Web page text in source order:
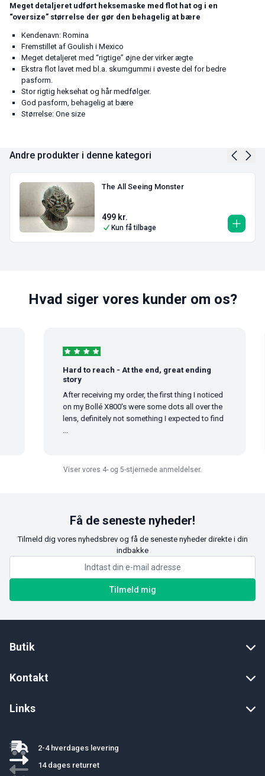
Meget detaljeret udført heksemaske med flot hat og i en
“oversize” størrelse der gør den behagelig at bære
Kendenavn: Romina
Fremstillet af Goulish i Mexico
Meget detaljeret med “rigtige” øjne der virker ægte
Ekstra flot lavet med bl.a. skumgummi i øveste del for bedre
pasform.
Stor rigtig heksehat og hår medfølger.
God pasform, behagelig at bære
Størrelse: One size
Andre produkter i denne kategori
The All Seeing Monster
499 kr.
Kun få tilbage
Hvad siger vores kunder om os?
Hard to reach - At the end, great ending
story
After receiving my order, the first thing I noticed
on my Bollé X800's were some dots all over the
lens, definitely not something I expected to find
Viser vores 4- og 5-stjernede anmeldelser.
Få de seneste nyheder!
Tilmeld dig vores nyhedsbrev og få de seneste nyheder direkte i din
indbakke
Tilmeld mig
Butik
Kontakt
Links
2-4 hverdages levering
14 dages returret